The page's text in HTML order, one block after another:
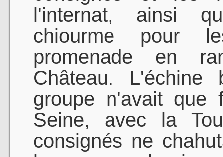
l'internat, ainsi
chiourme pour
promenade en
Château.
groupe n'avait que
Seine, avec la
consignés ne